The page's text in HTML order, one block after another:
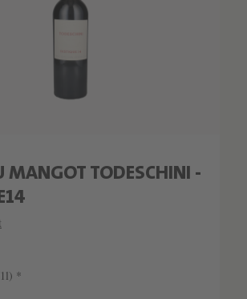
MANGOT TODESCHINI -
*